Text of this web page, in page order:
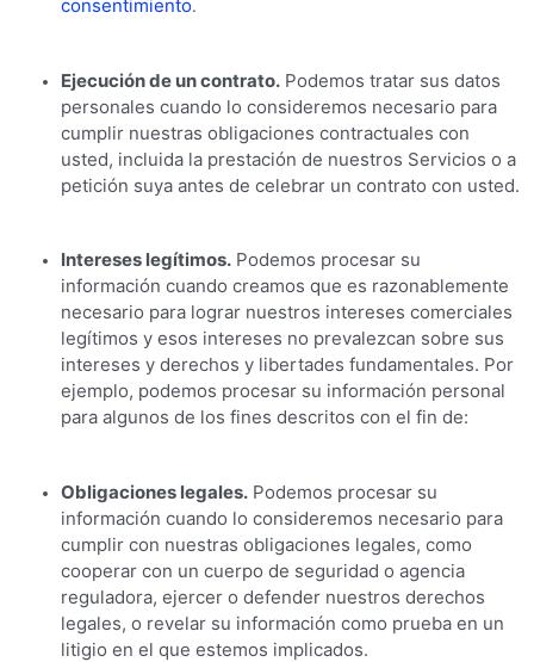
consentimiento.
Ejecución de un contrato. Podemos tratar sus datos
personales cuando lo consideremos necesario para
cumplir nuestras obligaciones contractuales con
usted, incluida la prestación de nuestros Servicios o a
petición suya antes de celebrar un contrato con usted.
Intereses legítimos. Podemos procesar su
información cuando creamos que es razonablemente
necesario para lograr nuestros intereses comerciales
legítimos y esos intereses no prevalezcan sobre sus
intereses y derechos y libertades fundamentales. Por
ejemplo, podemos procesar su información personal
para algunos de los fines descritos con el fin de:
Obligaciones legales. Podemos procesar su
información cuando lo consideremos necesario para
cumplir con nuestras obligaciones legales, como
cooperar con un cuerpo de seguridad o agencia
reguladora, ejercer o defender nuestros derechos
legales, o revelar su información como prueba en un
litigio en el que estemos implicados.